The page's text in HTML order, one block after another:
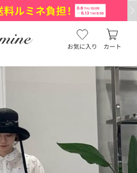
お気に入り カート